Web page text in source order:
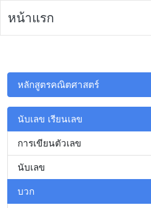
หน้าแรก
หลักสูตรคณิตศาสตร์
นับเลข เรียนเลข
การเขียนตัวเลข
นับเลข
บวก